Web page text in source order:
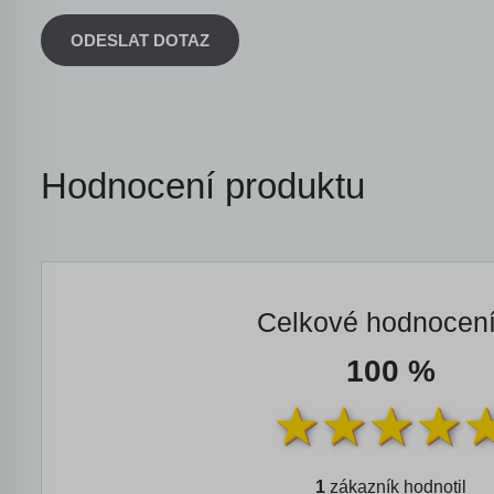
ODESLAT DOTAZ
Hodnocení produktu
Celkové
100 %
1 zákazník hodnotil